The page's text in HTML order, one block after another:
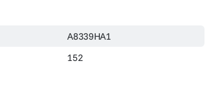
A8339HA1
152